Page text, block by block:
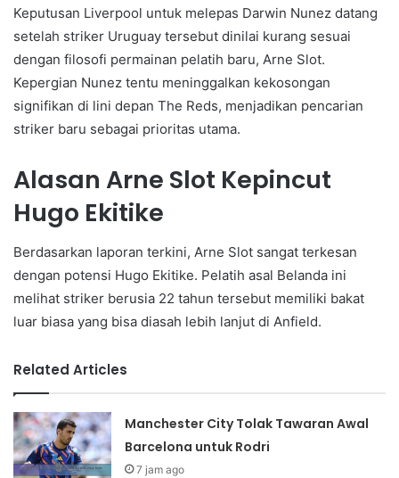
Keputusan Liverpool untuk melepas Darwin Nunez datang
setelah striker Uruguay tersebut dinilai kurang sesuai
dengan filosofi permainan pelatih baru, Arne Slot.
Kepergian Nunez tentu meninggalkan kekosongan
signifikan di lini depan The Reds, menjadikan pencarian
striker baru sebagai prioritas utama.
Alasan Arne Slot Kepincut
Hugo Ekitike
Berdasarkan laporan terkini, Arne Slot sangat terkesan
dengan potensi Hugo Ekitike. Pelatih asal Belanda ini
melihat striker berusia 22 tahun tersebut memiliki bakat
luar biasa yang bisa diasah lebih lanjut di Anfield.
Related Articles
Manchester City Tolak Tawaran Awal
Barcelona untuk Rodri
7 jam ago